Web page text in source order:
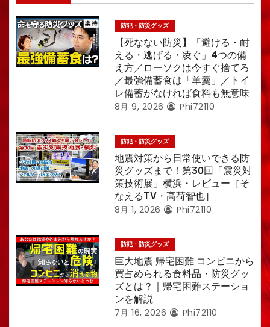
防犯・防災グッズ
【死なない防災】「避ける・耐
える・逃げる・凌ぐ」4つの備
え方／ローソクは今すぐ捨てろ
／最強備蓄食は「羊羹」／トイ
レ備蓄がなければ食料も無意味
8月 9, 2026 Phi72110
防犯・防災グッズ
地震対策から日常使いできる防
災グッズまで！第30回「震災対
策技術展」横浜・レビュー［そ
なえるTV・高荷智也］
8月 1, 2026 Phi72110
防犯・防災グッズ
巨大地震 帰宅困難 コンビニから
買占められる食料品・防災グッ
ズとは？｜帰宅困難ステーショ
ンを解説
7月 16, 2026 Phi72110